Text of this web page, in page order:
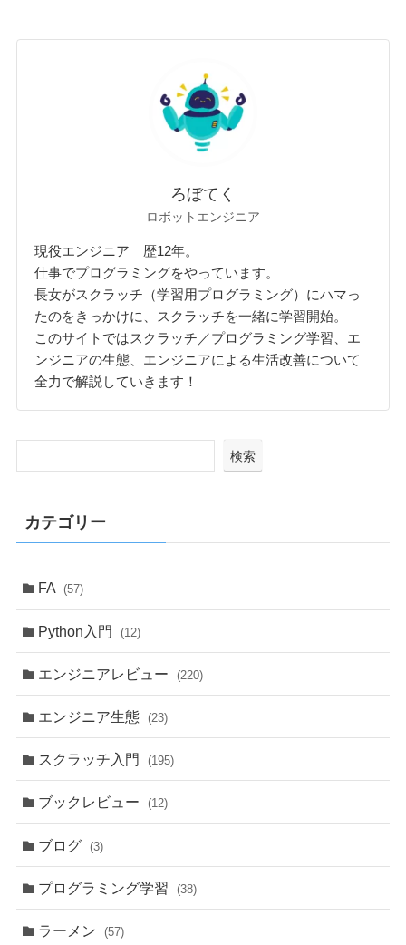
ろぼてく
ロボットエンジニア
現役エンジニア 歴12年。
仕事でプログラミングをやっています。
長女がスクラッチ（学習用プログラミング）にハマっ
たのをきっかけに、スクラッチを一緒に学習開始。
このサイトではスクラッチ／プログラミング学習、エ
ンジニアの生態、エンジニアによる生活改善について
全力で解説していきます！
検索
カテゴリー
FA (57)
Python入門 (12)
エンジニアレビュー (220)
エンジニア生態 (23)
スクラッチ入門 (195)
ブックレビュー (12)
ブログ (3)
プログラミング学習 (38)
ラーメン (57)